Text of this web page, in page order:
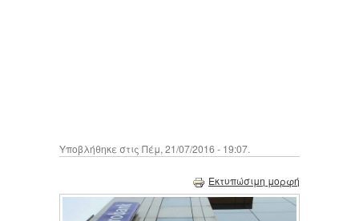
Υποβλήθηκε στις Πέμ, 21/07/2016 - 19:07.
Εκτυπώσιμη μορφή